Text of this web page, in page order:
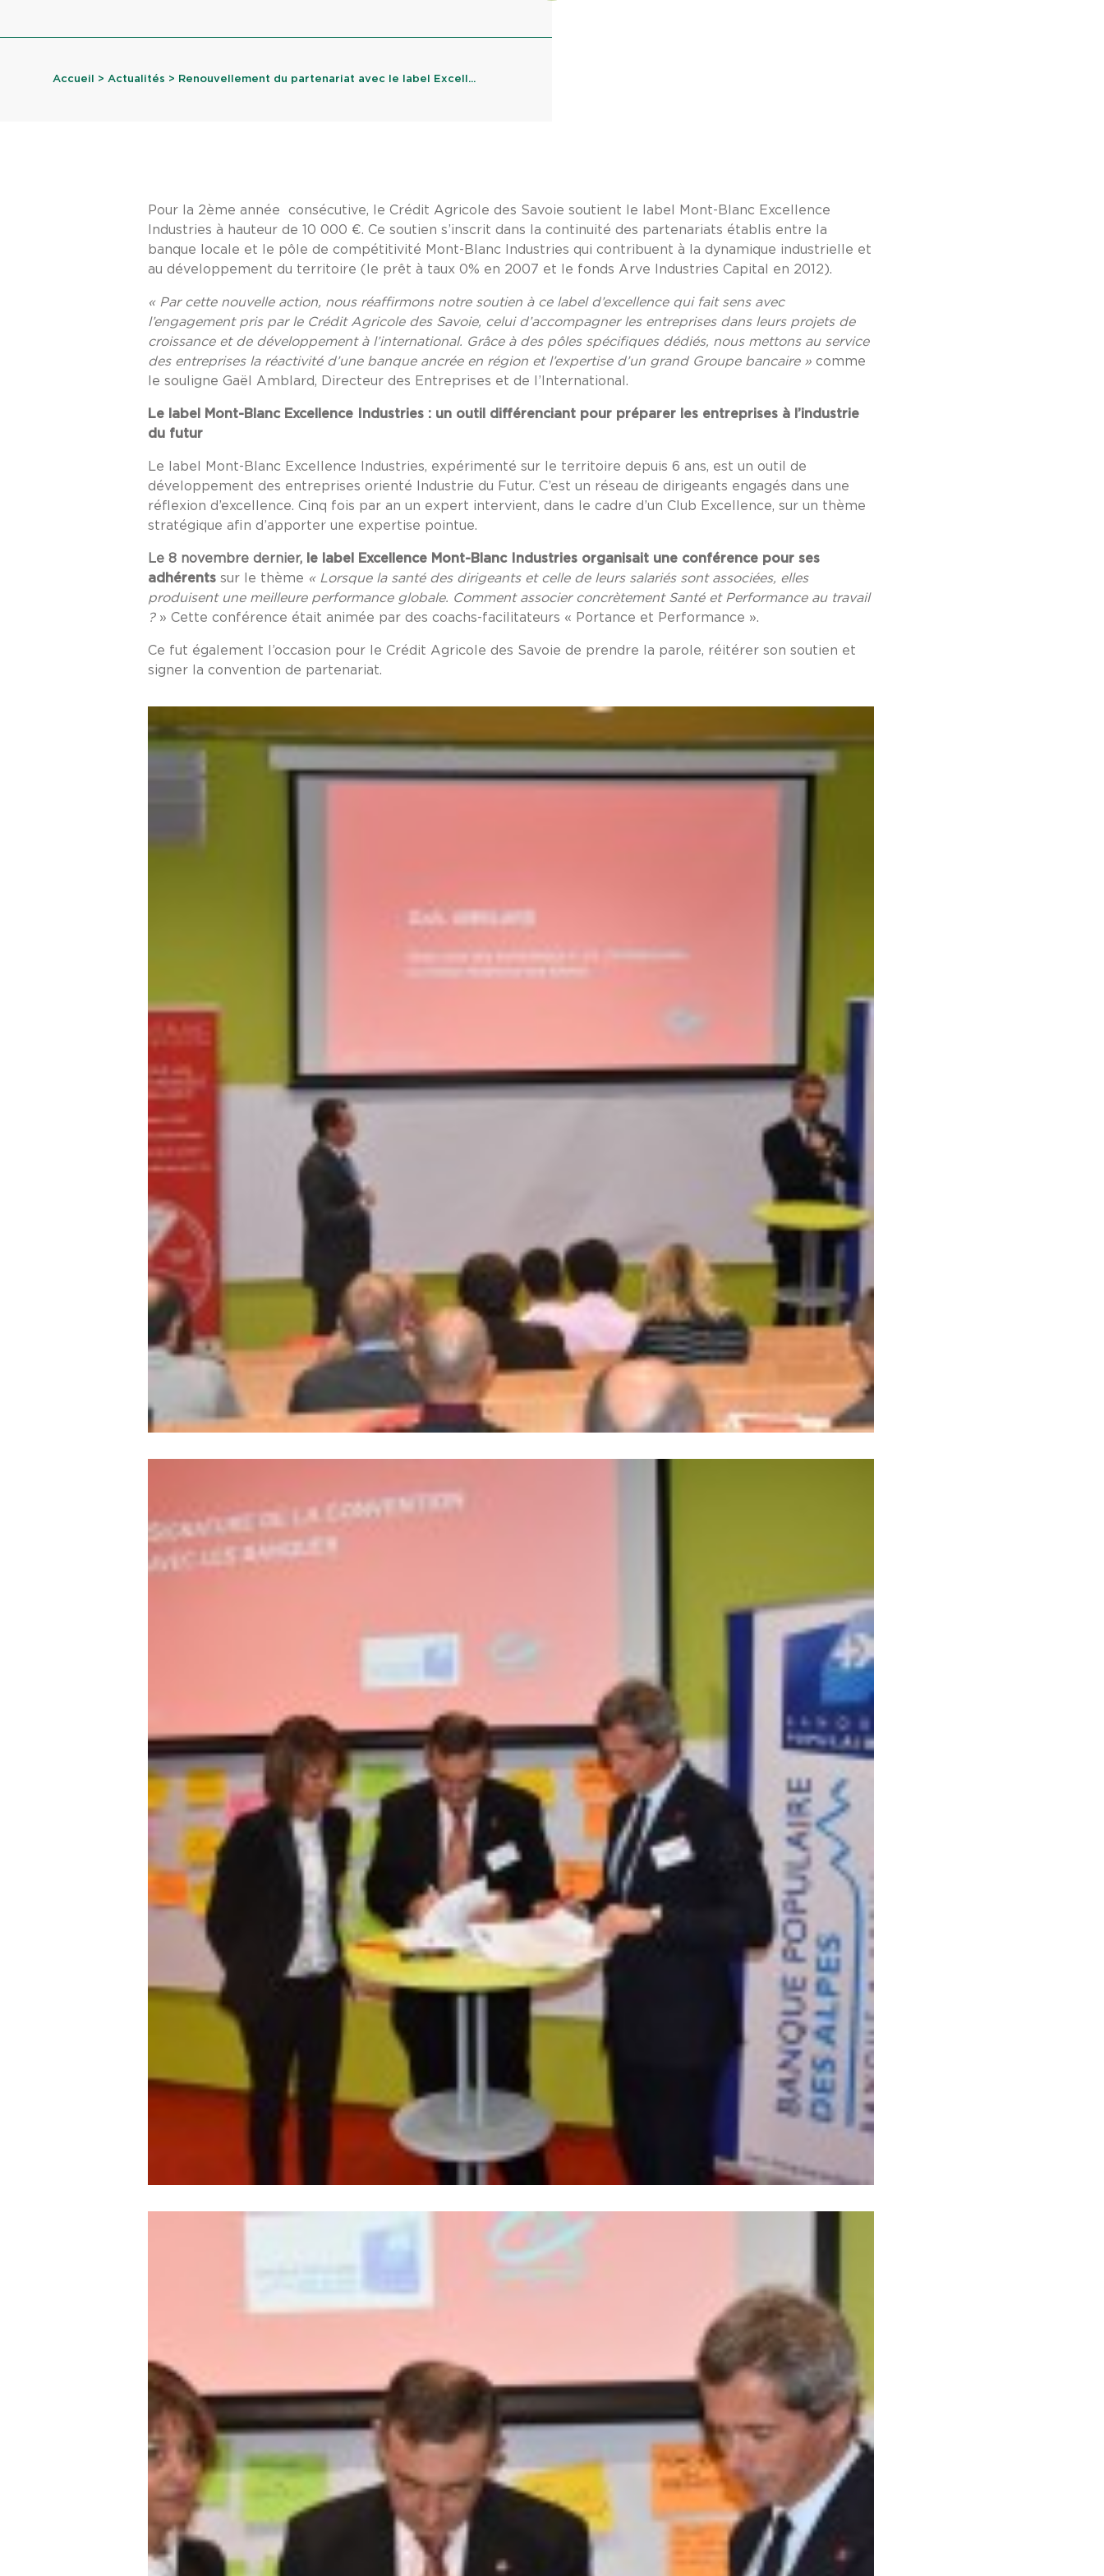
Accueil > Actualités > Renouvellement du partenariat avec le label Excell...
Pour la 2ème année consécutive, le Crédit Agricole des Savoie soutient le label Mont-Blanc Excellence
Industries à hauteur de 10 000 €. Ce soutien s’inscrit dans la continuité des partenariats établis entre la
banque locale et le pôle de compétitivité Mont-Blanc Industries qui contribuent à la dynamique industrielle et
au développement du territoire (le prêt à taux 0% en 2007 et le fonds Arve Industries Capital en 2012).
« Par cette nouvelle action, nous réaffirmons notre soutien à ce label d’excellence qui fait sens avec
l’engagement pris par le Crédit Agricole des Savoie, celui d’accompagner les entreprises dans leurs projets de
croissance et de développement à l’international. Grâce à des pôles spécifiques dédiés, nous mettons au service
des entreprises la réactivité d’une banque ancrée en région et l’expertise d’un grand Groupe bancaire » comme
le souligne Gaël Amblard, Directeur des Entreprises et de l’International.
Le label Mont-Blanc Excellence Industries : un outil différenciant pour préparer les entreprises à l’industrie
du futur
Le label Mont-Blanc Excellence Industries, expérimenté sur le territoire depuis 6 ans, est un outil de
développement des entreprises orienté Industrie du Futur. C’est un réseau de dirigeants engagés dans une
réflexion d’excellence. Cinq fois par an un expert intervient, dans le cadre d’un Club Excellence, sur un thème
stratégique afin d’apporter une expertise pointue.
Le 8 novembre dernier,
le label Excellence Mont-Blanc Industries organisait une conférence pour ses
adhérents sur le thème « Lorsque la santé des dirigeants et celle de leurs salariés sont associées, elles
produisent une meilleure performance globale. Comment associer concrètement Santé et Performance au travail
?» Cette conférence était animée par des coachs-facilitateurs « Portance et Performance ».
Ce fut également l’occasion pour le Crédit Agricole des Savoie de prendre la parole, réitérer son soutien et
signer la convention de partenariat.